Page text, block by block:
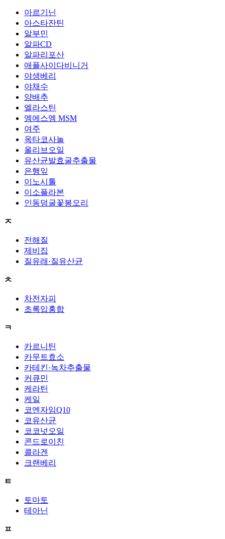
아르기닌
아스타잔틴
알부민
알파CD
알파리포산
애플사이다비니거
야생베리
야채수
양배추
엘라스틴
엠에스엠 MSM
여주
옥타코사놀
올리브오일
유산균발효굴추출물
은행잎
이노시톨
이소플라본
인동덩굴꽃봉오리
ㅈ
전해질
제비집
질유래·질유산균
ㅊ
차전자피
초록입홍합
ㅋ
카르니틴
카무트효소
카테킨·녹차추출물
커큐민
케라틴
케일
코엔자임Q10
코유산균
코코넛오일
콘드로이친
콜라겐
크랜베리
ㅌ
토마토
테아닌
ㅍ